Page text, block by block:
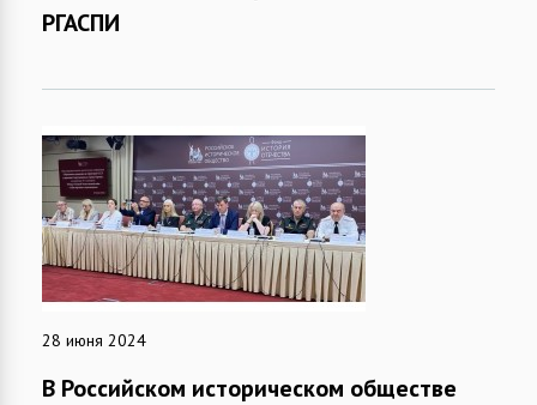
РГАСПИ
28 июня 2024
В Российском историческом обществе